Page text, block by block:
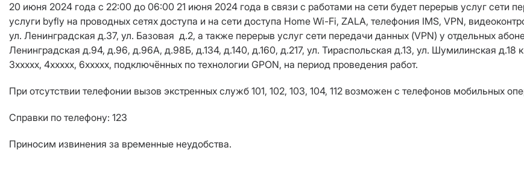
20 июня 2024 года c 22:00 до 06:00 21 июня 2024 года в связи с работами на сети будет перерыв услуг сети
услуги byfly на проводных сетях доступа и на сети доступа Home Wi-Fi, ZALA, телефония IMS, VPN,
ул. Ленинградская д.37, ул. Базовая д.2, а также перерыв услуг сети передачи данных (VPN) у отдельных
Ленинградская д.94, д.96, д.96А, д.98Б, д.134, д.140, д.160, д.217, ул. Тираспольская д.13, ул. Шумилинская д.18
3ххххх, 4ххххх, 6ххххх, подключённых по технологии GPON, на период проведения работ.
При отсутствии телефонии вызов экстренных служб 101, 102, 103, 104, 112 возможен с телефонов мобильных
Справки по телефону: 123
Приносим извинения за временные неудобства.